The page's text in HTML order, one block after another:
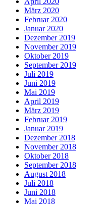
März 2020
Februar 2020
Januar 2020
Dezember 2019
November 2019
Oktober 2019
September 2019
Juli 2019
Juni 2019
Mai 2019
April 2019
März 2019
Februar 2019
Januar 2019
Dezember 2018
November 2018
Oktober 2018
September 2018
August 2018
Juli 2018
Juni 2018
Mai 2018